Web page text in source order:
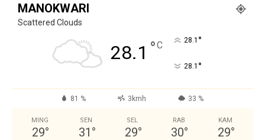
MANOKWARI
Scattered Clouds
28.1 °C 28.1 °
28.1 °
81 % 3kmh 33 %
MING
29°
SEN
31 °
SEL
29°
RAB
30°
KAM
29°